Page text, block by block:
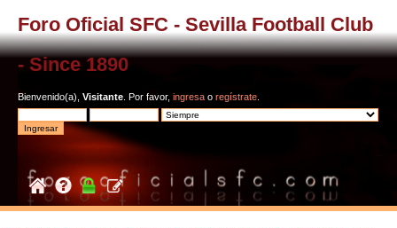
Foro Oficial SFC - Sevilla Football Club
- Since 1890
Bienvenido(a), Visitante . Por favor, ingresa o regístrate